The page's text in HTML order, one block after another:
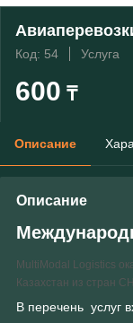
Код: 54 Услуга
600 ₸
Описание
Описание
MultiModal Logistics
Казахстан из стран
В перечень услуг